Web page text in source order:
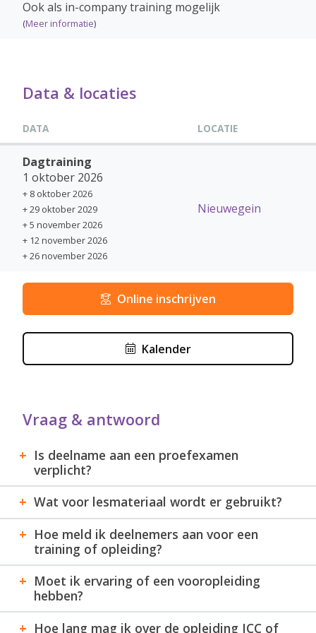
Ook als in-company training mogelijk
(Meer informatie)
Data & locaties
DATA LOCATIE
Dagtraining
1 oktober 2026
+ 8 oktober 2026
+ 29 oktober 2029
+ 5 november 2026
+ 12 november 2026
+ 26 november 2026
Nieuwegein
Online inschrijven
Kalender
Vraag & antwoord
Is deelname aan een proefexamen
verplicht?
Wat voor lesmateriaal wordt er gebruikt?
Hoe meld ik deelnemers aan voor een
training of opleiding?
Moet ik ervaring of een vooropleiding
hebben?
Hoe lang mag ik over de opleiding JCC of